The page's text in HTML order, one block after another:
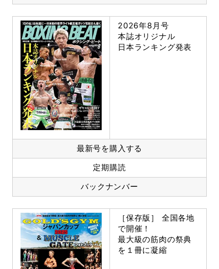
2026年8月号
本誌オリジナル
日本ランキング発表
最新号を購入する
定期購読
バックナンバー
［保存版］ 全国各地
で開催！
最大級の筋肉の祭典
を１冊に凝縮